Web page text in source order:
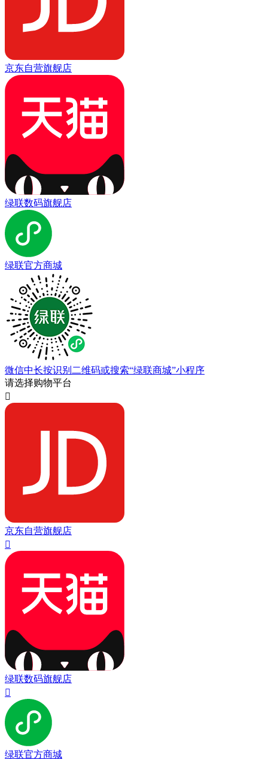
京东自营旗舰店
绿联数码旗舰店
绿联官方商城
微信中长按识别二维码或搜索“绿联商城”小程序
请选择购物平台

京东自营旗舰店

绿联数码旗舰店

绿联官方商城